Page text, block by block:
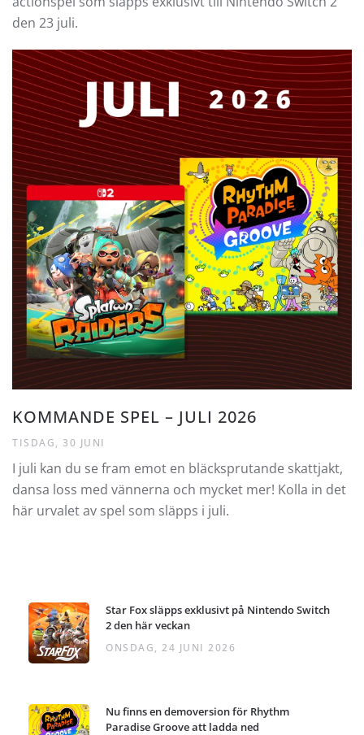
den 23 juli.
KOMMANDE SPEL – JULI 2026
TISDAG, 30 JUNI
I juli kan du se fram emot en bläcksprutande skattjakt,
dansa loss med vännerna och mycket mer! Kolla in det
här urvalet av spel som släpps i juli.
Star Fox släpps exklusivt på Nintendo Switch
2 den här veckan
ONSDAG, 24 JUNI 2026
Nu finns en demoversion för Rhythm
Paradise Groove att ladda ned